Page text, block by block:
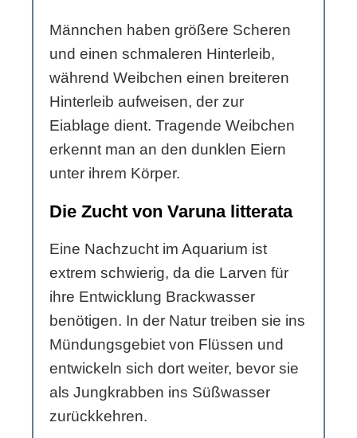
Männchen haben größere Scheren
und einen schmaleren Hinterleib,
während Weibchen einen breiteren
Hinterleib aufweisen, der zur
Eiablage dient. Tragende Weibchen
erkennt man an den dunklen Eiern
unter ihrem Körper.
Die Zucht von Varuna litterata
Eine Nachzucht im Aquarium ist
extrem schwierig, da die Larven für
ihre Entwicklung Brackwasser
benötigen. In der Natur treiben sie ins
Mündungsgebiet von Flüssen und
entwickeln sich dort weiter, bevor sie
als Jungkrabben ins Süßwasser
zurückkehren.